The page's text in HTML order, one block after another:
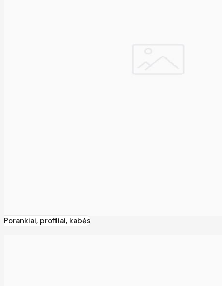
Porankiai, profiliai, kabės